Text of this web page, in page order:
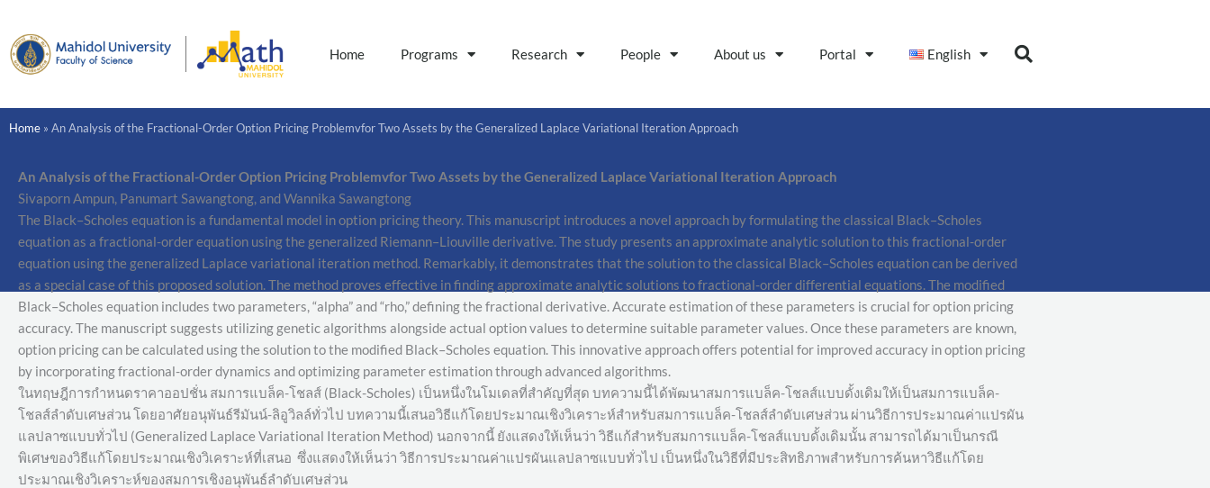
content
Home Programs Research People About us Portal English
Home » An Analysis of the Fractional-Order Option Pricing Problemvfor Two Assets by the Generalized Laplace Variational Iteration Approach
An Analysis of the Fractional-Order Option Pricing Problemvfor Two Assets by the Generalized Laplace Variational Iteration Approach
Sivaporn Ampun, Panumart Sawangtong, and Wannika Sawangtong
The Black–Scholes equation is a fundamental model in option pricing theory. This manuscript introduces a novel approach by formulating the classical Black–Scholes
equation as a fractional-order equation using the generalized Riemann–Liouville derivative. The study presents an approximate analytic solution to this fractional-order
equation using the generalized Laplace variational iteration method. Remarkably, it demonstrates that the solution to the classical Black–Scholes equation can be derived
as a special case of this proposed solution. The method proves effective in finding approximate analytic solutions to fractional-order differential equations. The modified
Black–Scholes equation includes two parameters, “alpha” and “rho,” defining the fractional derivative. Accurate estimation of these parameters is crucial for option pricing
accuracy. The manuscript suggests utilizing genetic algorithms alongside actual option values to determine suitable parameter values. Once these parameters are known,
option pricing can be calculated using the solution to the modified Black–Scholes equation. This innovative approach offers potential for improved accuracy in option pricing
by incorporating fractional-order dynamics and optimizing parameter estimation through advanced algorithms.
ในทฤษฎีการกำหนดราคาออปชั่น สมการแบล็ค-โชลส์ (Black-Scholes) เป็นหนึ่งในโมเดลที่สำคัญที่สุด บทความนี้ได้พัฒนาสมการแบล็ค-โชลส์แบบดั้งเดิมให้เป็นสมการแบล็ค-
โชลส์ลำดับเศษส่วน โดยอาศัยอนุพันธ์รีมันน์-ลิอูวิลล์ทั่วไป บทความนี้เสนอวิธีแก้โดยประมาณเชิงวิเคราะห์สำหรับสมการแบล็ค-โชลส์ลำดับเศษส่วน ผ่านวิธีการประมาณค่าแปรผัน
แลปลาซแบบทั่วไป (Generalized Laplace Variational Iteration Method) นอกจากนี้ ยังแสดงให้เห็นว่า วิธีแก้สำหรับสมการแบล็ค-โชลส์แบบดั้งเดิมนั้น สามารถได้มาเป็นกรณี
พิเศษของวิธีแก้โดยประมาณเชิงวิเคราะห์ที่เสนอ ซึ่งแสดงให้เห็นว่า วิธีการประมาณค่าแปรผันแลปลาซแบบทั่วไป เป็นหนึ่งในวิธีที่มีประสิทธิภาพสำหรับการค้นหาวิธีแก้โดย
ประมาณเชิงวิเคราะห์ของสมการเชิงอนุพันธ์ลำดับเศษส่วน